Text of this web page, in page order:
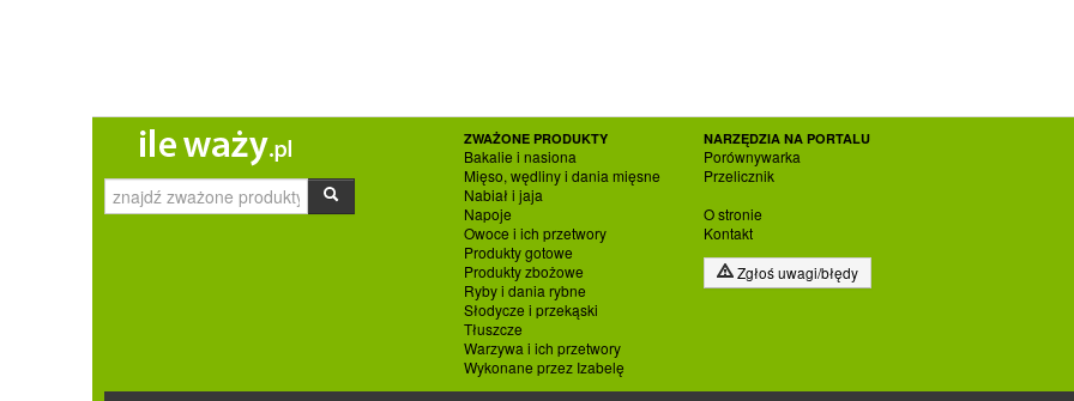
ZWAŻONE PRODUKTY
Bakalie i nasiona
Mięso, wędliny i dania mięsne
Nabiał i jaja
Napoje
Owoce i ich przetwory
Produkty gotowe
Produkty zbożowe
Ryby i dania rybne
Słodycze i przekąski
Tłuszcze
Warzywa i ich przetwory
Wykonane przez Izabelę
NARZĘDZIA NA PORTALU
Porównywarka
Przelicznik
O stronie
Kontakt
Zgłoś uwagi/błędy